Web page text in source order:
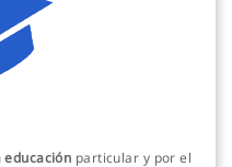
particular y por el